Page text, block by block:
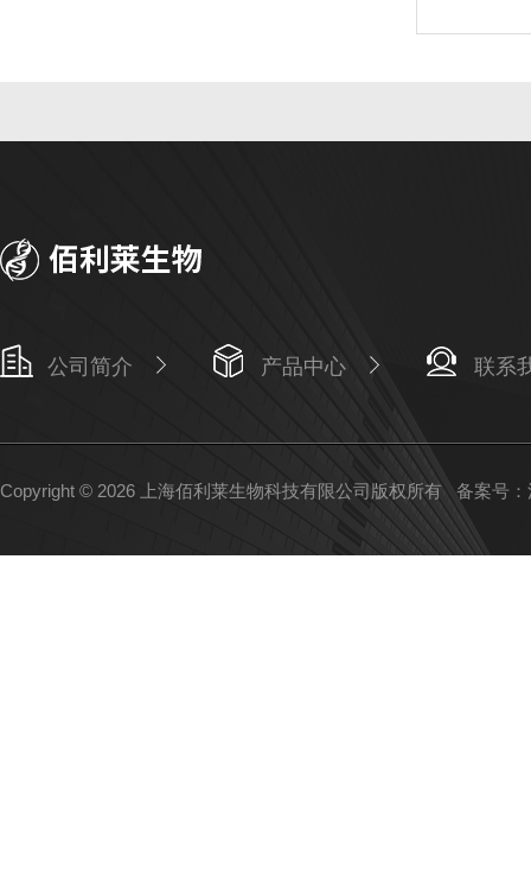
公司简介 产品中心 联系
Copyright © 2026 上海佰利莱生物科技有限公司版权所有 备案号：